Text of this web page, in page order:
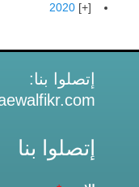
2020
إتصلوا بنا:
إتصلوا بنا